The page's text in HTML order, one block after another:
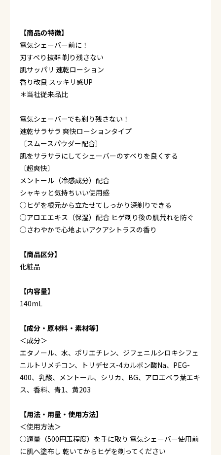
【商品の特徴】
電気シェーバー前に！
刃すべり抜群 剃り残さない
肌サッパリ 速乾ローション
香り改良 スッキリ感UP
＊当社従来品比
電気シェーバーでも剃り残さない！
速乾サラサラ 爽快ローションタイプ
〔スムースパウダー配合〕
肌をサラサラにしてシェーバーのすべりを良くする
〔超爽快〕
メントール（冷感成分）配合
シャキッと気持ちいい使用感
○ヒゲを根元から立たせてしっかり深剃りできる
○アロエエキス（保湿）配合 ヒゲ剃り後の肌荒れを防ぐ
○さわやかで心地よいアクアシトラスの香り
【商品区分】
化粧品
【内容量】
140mL
【成分・原材料・素材等】
＜成分＞
エタノール、水、ポリエチレン、ジフェニルシロキシフェ
ニルトリメチコン、トリデセス-4カルボン酸Na、PEG-
400、乳酸、メントール、シリカ、BG、アロエベラ葉エキ
ス、香料、青1、黄203
【用法・用量・使用方法】
＜使用方法＞
○適量（500円玉程度）を手に取り 電気シェーバー使用前
に肌へ塗布し 乾いてからヒゲを剃ってください